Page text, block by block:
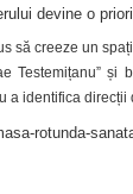
devine o
să creeze un
Testemițanu”
a identifica
rotunda-